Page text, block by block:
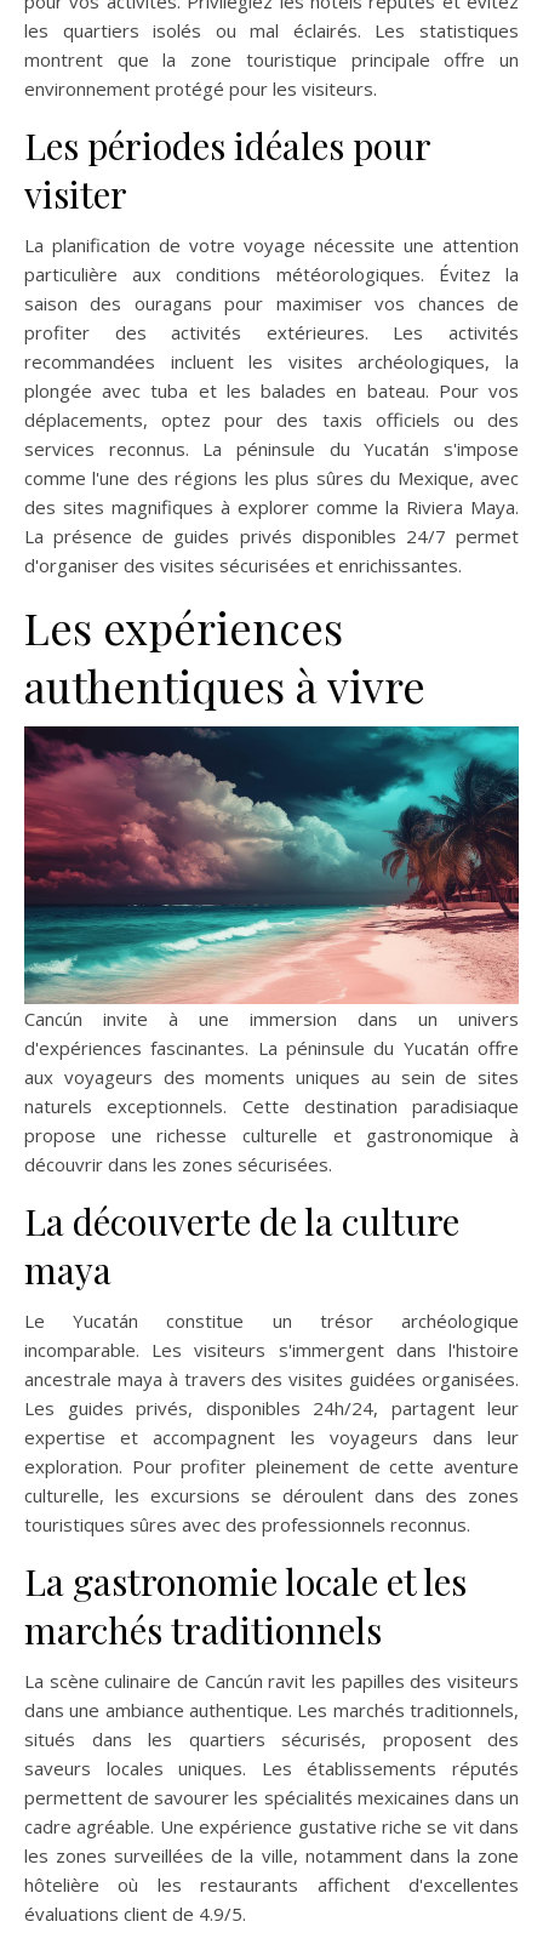
les quartiers isolés ou mal éclairés. Les statistiques
montrent que la zone touristique principale offre un
environnement protégé pour les visiteurs.
Les périodes idéales pour
visiter
La planification de votre voyage nécessite une attention
particulière aux conditions météorologiques. Évitez la
saison des ouragans pour maximiser vos chances de
profiter des activités extérieures. Les activités
recommandées incluent les visites archéologiques, la
plongée avec tuba et les balades en bateau. Pour vos
déplacements, optez pour des taxis officiels ou des
services reconnus. La péninsule du Yucatán s'impose
comme l'une des régions les plus sûres du Mexique, avec
des sites magnifiques à explorer comme la Riviera Maya.
La présence de guides privés disponibles 24/7 permet
d'organiser des visites sécurisées et enrichissantes.
Les expériences
authentiques à vivre
Cancún invite à une immersion dans un univers
d'expériences fascinantes. La péninsule du Yucatán offre
aux voyageurs des moments uniques au sein de sites
naturels exceptionnels. Cette destination paradisiaque
propose une richesse culturelle et gastronomique à
découvrir dans les zones sécurisées.
La découverte de la culture
maya
Le Yucatán constitue un trésor archéologique
incomparable. Les visiteurs s'immergent dans l'histoire
ancestrale maya à travers des visites guidées organisées.
Les guides privés, disponibles 24h/24, partagent leur
expertise et accompagnent les voyageurs dans leur
exploration. Pour profiter pleinement de cette aventure
culturelle, les excursions se déroulent dans des zones
touristiques sûres avec des professionnels reconnus.
La gastronomie locale et les
marchés traditionnels
La scène culinaire de Cancún ravit les papilles des visiteurs
dans une ambiance authentique. Les marchés traditionnels,
situés dans les quartiers sécurisés, proposent des
saveurs locales uniques. Les établissements réputés
permettent de savourer les spécialités mexicaines dans un
cadre agréable. Une expérience gustative riche se vit dans
les zones surveillées de la ville, notamment dans la zone
hôtelière où les restaurants affichent d'excellentes
évaluations client de 4.9/5.